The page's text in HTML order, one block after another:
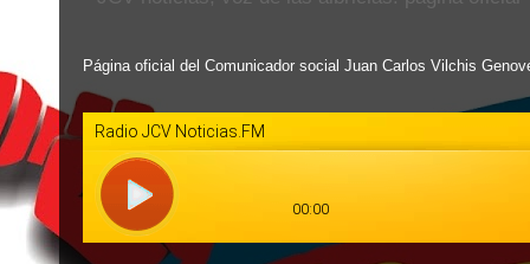
Página oficial del Comunicador social Juan Carlos Vilchis